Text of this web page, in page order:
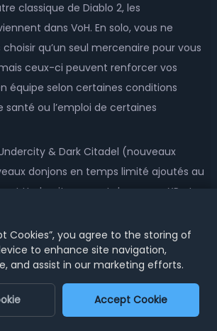
classique de Diablo 2, les
dans VoH. En solo, vous ne
qu’un seul mercenaire pour vous
ceux-ci peuvent renforcer vos
équipe selon certaines conditions
ou l’emploi de certaines
& Dark Citadel (nouveaux
donjons en temps limité ajoutés au
Undercity permet de gagner XP et
préparer l’endgame ! Dark Citadel est
en fin de partie, source
de gamme et accessoires uniques.
un outil Party Finder pour faciliter la
Cookies”, you agree to the storing of
to enhance site navigation,
and assist in our marketing efforts.
Accept Cookie